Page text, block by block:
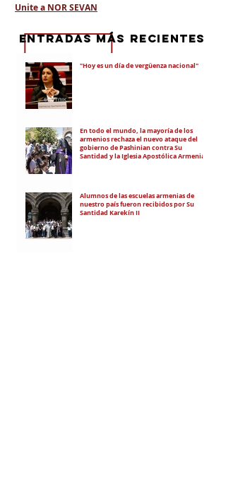
Unite a NOR SEVAN
"Hoy es un día de vergüenza nacional"
En todo el mundo, la mayoría de los
armenios rechaza el nuevo ataque del
gobierno de Pashinian contra Su
Santidad y la Iglesia Apostólica Armenia
Alumnos de las escuelas armenias de
nuestro país fueron recibidos por Su
Santidad Karekín II
eNTRADAS MÁS RECIENTES